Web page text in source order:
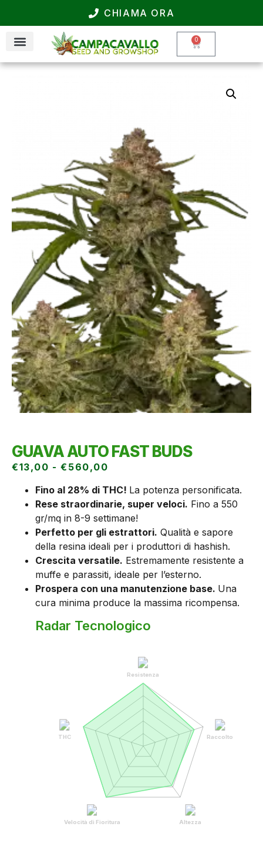
CHIAMA ORA
0
GUAVA AUTO FAST BUDS
€13,00 - € 560,00
Fino al 28% di THC! La potenza personificata.
Rese straordinarie, super veloci. Fino a 550
gr/mq in 8-9 settimane!
Perfetto per gli estrattori. Qualità e sapore
della resina ideali per i produttori di hashish.
Crescita versatile. Estremamente resistente a
muffe e parassiti, ideale per l’esterno.
Prospera con una manutenzione base. Una
cura minima produce la massima ricompensa.
Radar Tecnologico
Resistenza
THC
Velocità di Fioritura Altezza
Raccolto